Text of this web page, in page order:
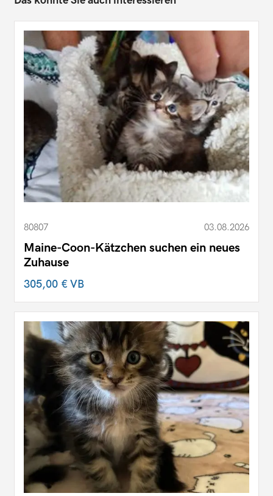
80807 03.08.2026
Maine-Coon-Kätzchen suchen ein neues
Zuhause
305,00 €VB